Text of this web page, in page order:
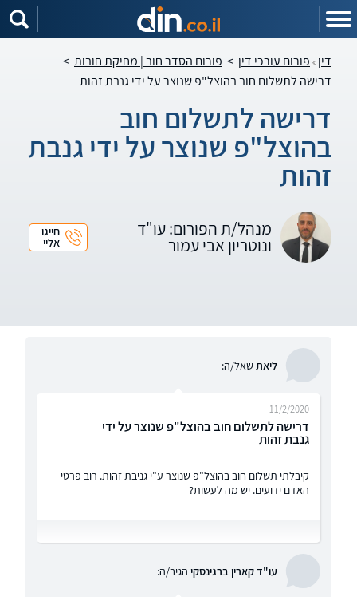
דין פורום עורכי דין > פורום הסדר חוב | מחיקת חובות >
דרישה לתשלום חוב בהוצל"פ שנוצר על ידי גנבת זהות
דרישה לתשלום חוב
בהוצל"פ שנוצר על ידי גנבת
זהות
מנהל/ת הפורום: עו"ד
ונוטריון אבי עמור
חייגו
אליי
ליאת שאל/ה:
דרישה לתשלום חוב בהוצל"פ שנוצר על ידי
גנבת זהות
11/2/2020
קיבלתי תשלום חוב בהוצל"פ שנוצר ע"י גניבת זהות. רוב פרטי
האדם ידועים. יש מה לעשות?
עו"ד קארין ברגינסקי הגיב/ה: